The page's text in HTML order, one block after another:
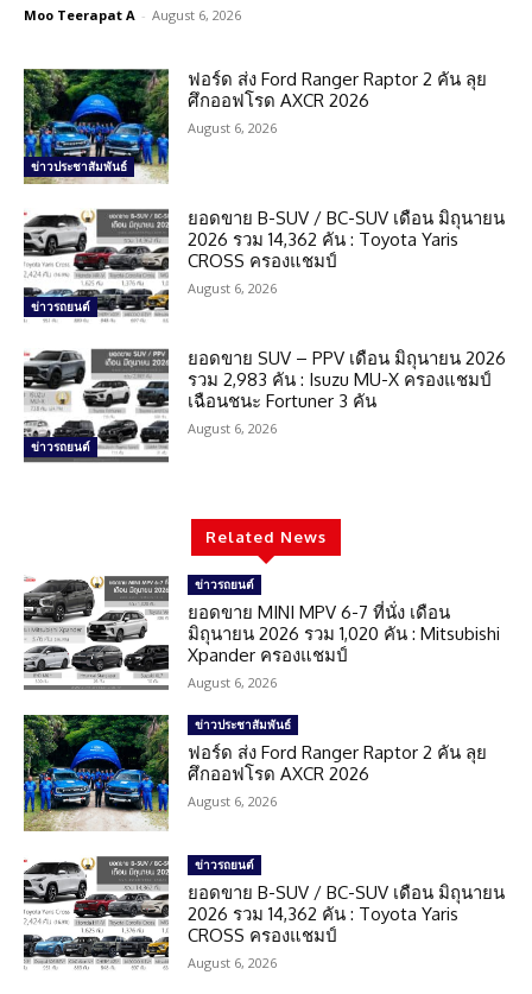
Moo Teerapat A - August 6, 2026
ข่าวประชาสัมพันธ์
ฟอร์ด ส่ง Ford Ranger Raptor 2 คัน ลุย
ศึกออฟโรด AXCR 2026
August 6, 2026
ข่าวรถยนต์
ยอดขาย B-SUV / BC-SUV เดือน มิถุนายน
2026 รวม 14,362 คัน : Toyota Yaris
CROSS ครองแชมป์
August 6, 2026
ข่าวรถยนต์
ยอดขาย SUV – PPV เดือน มิถุนายน 2026
รวม 2,983 คัน : Isuzu MU-X ครองแชมป์
เฉือนชนะ Fortuner 3 คัน
August 6, 2026
Related News
ข่าวรถยนต์
ยอดขาย MINI MPV 6-7 ที่นั่ง เดือน
มิถุนายน 2026 รวม 1,020 คัน : Mitsubishi
Xpander ครองแชมป์
August 6, 2026
ข่าวประชาสัมพันธ์
ฟอร์ด ส่ง Ford Ranger Raptor 2 คัน ลุย
ศึกออฟโรด AXCR 2026
August 6, 2026
ข่าวรถยนต์
ยอดขาย B-SUV / BC-SUV เดือน มิถุนายน
2026 รวม 14,362 คัน : Toyota Yaris
CROSS ครองแชมป์
August 6, 2026